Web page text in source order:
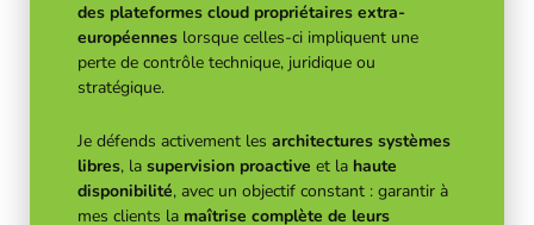
des plateformes cloud propriétaires extra-
européennes lorsque celles-ci impliquent une
perte de contrôle technique, juridique ou
stratégique.
Je défends activement les architectures systèmes
libres, la supervision proactive et la haute
disponibilité, avec un objectif constant : garantir à
mes clients la maîtrise complète de leurs